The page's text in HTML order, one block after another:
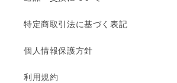
特定商取引法に基づく表記
個人情報保護方針
利用規約